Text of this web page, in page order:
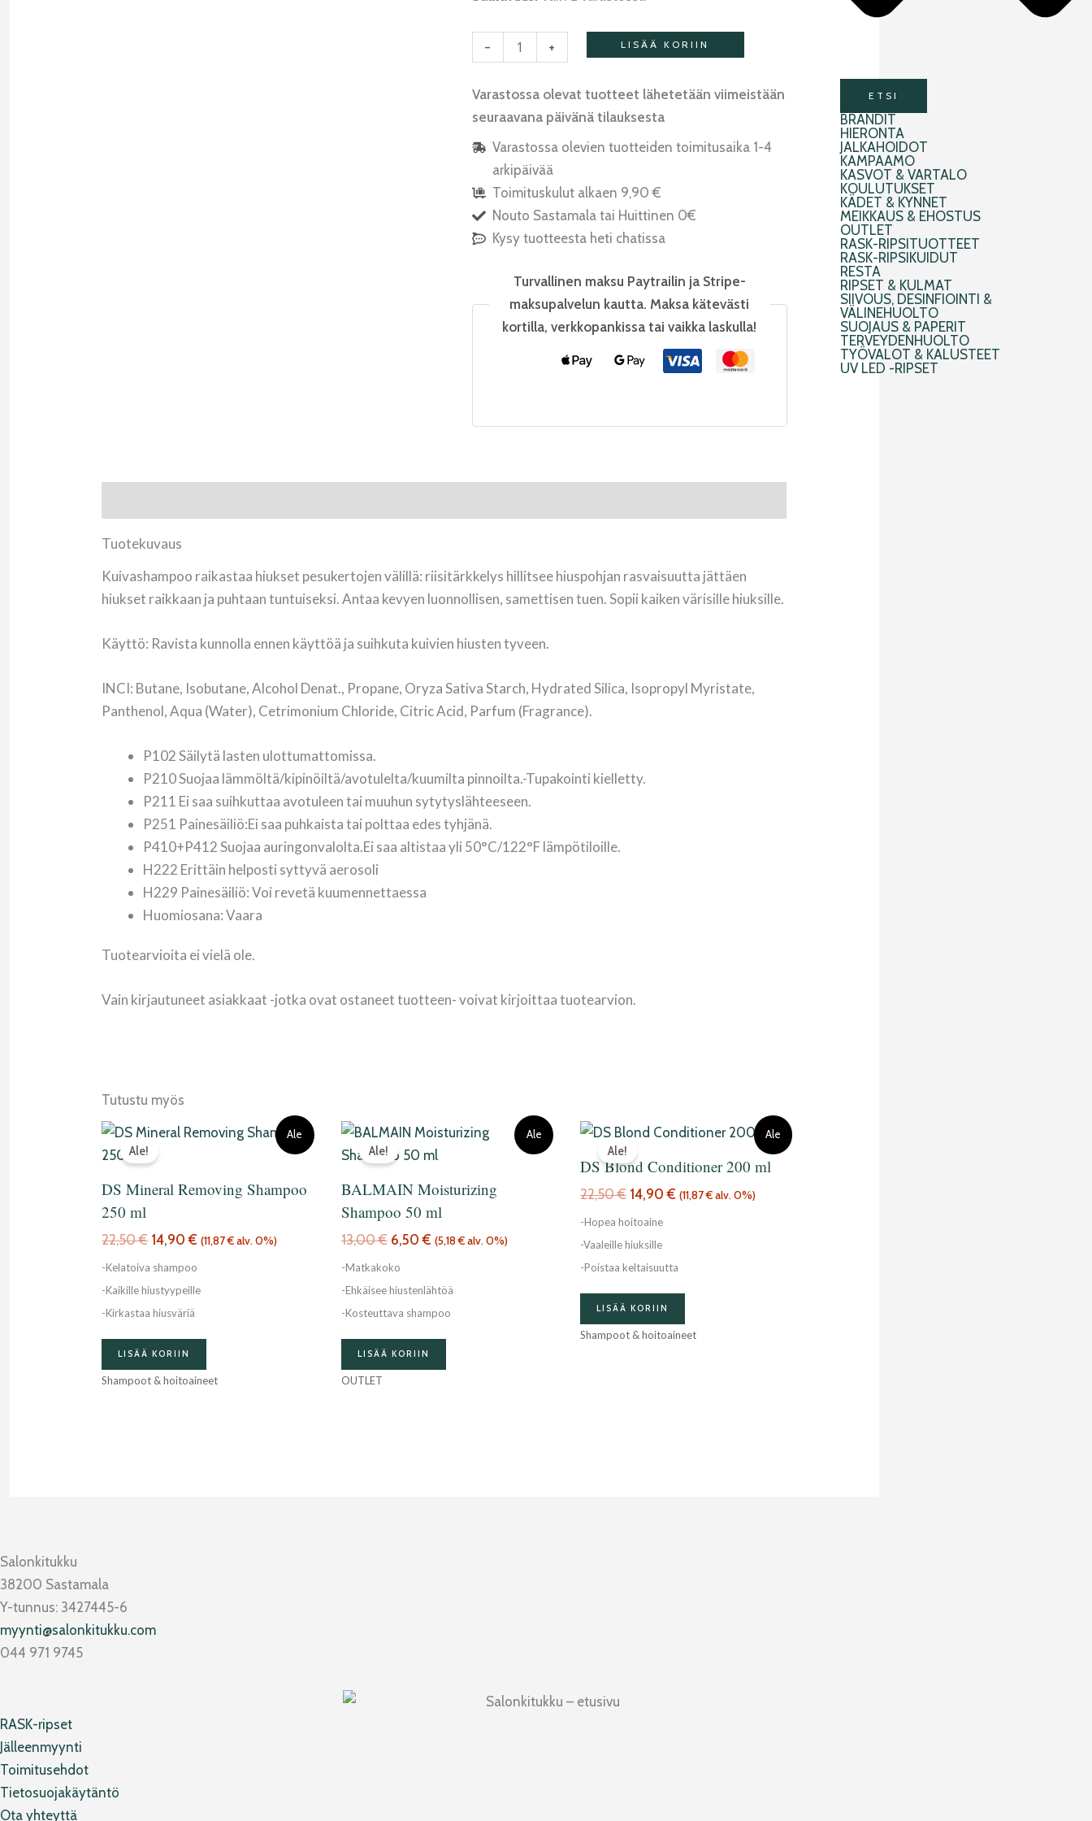
- + LISÄÄ KORIIN
Varastossa olevat tuotteet lähetetään viimeistään
seuraavana päivänä tilauksesta
Varastossa olevien tuotteiden toimitusaika 1-4
arkipäivää
Toimituskulut alkaen 9,90 €
Nouto Sastamala tai Huittinen 0€
Kysy tuotteesta heti chatissa
Turvallinen maksu Paytrailin ja Stripe-
maksupalvelun kautta. Maksa kätevästi
kortilla, verkkopankissa tai vaikka laskulla!
Tuotekuvaus
Kuivashampoo raikastaa hiukset pesukertojen välillä: riisitärkkelys hillitsee hiuspohjan rasvaisuutta jättäen
hiukset raikkaan ja puhtaan tuntuiseksi. Antaa kevyen luonnollisen, samettisen tuen. Sopii kaiken värisille hiuksille.
Käyttö: Ravista kunnolla ennen käyttöä ja suihkuta kuivien hiusten tyveen.
INCI: Butane, Isobutane, Alcohol Denat., Propane, Oryza Sativa Starch, Hydrated Silica, Isopropyl Myristate,
Panthenol, Aqua (Water), Cetrimonium Chloride, Citric Acid, Parfum (Fragrance).
P102 Säilytä lasten ulottumattomissa.
P210 Suojaa lämmöltä/kipinöiltä/avotulelta/kuumilta pinnoilta.-Tupakointi kielletty.
P211 Ei saa suihkuttaa avotuleen tai muuhun sytytyslähteeseen.
P251 Painesäiliö:Ei saa puhkaista tai polttaa edes tyhjänä.
P410+P412 Suojaa auringonvalolta.Ei saa altistaa yli 50°C/122°F lämpötiloille.
H222 Erittäin helposti syttyvä aerosoli
H229 Painesäiliö: Voi revetä kuumennettaessa
Huomiosana: Vaara
Tuotearvioita ei vielä ole.
Vain kirjautuneet asiakkaat -jotka ovat ostaneet tuotteen- voivat kirjoittaa tuotearvion.
Tutustu myös
Ale
Ale!
DS Mineral Removing Shampoo
250 ml
22,50€
Alkuperäinen
oli:
22,50 €.
14,90€
Nykyinen
14,90 €.
(11,87€alv. 0%)
-Kelatoiva shampoo
-Kaikille hiustyypeille
-Kirkastaa hiusväriä
LISÄÄ KORIIN
Shampoot & hoitoaineet
Ale
Ale!
BALMAIN Moisturizing
Shampoo 50 ml
13,00€
Alkuperäinen
hinta
oli:
13,00 €.
6,50€
Nykyinen
hinta
on:
6,50 €.
(5,18€alv. 0%)
-Matkakoko
-Ehkäisee hiustenlähtöä
-Kosteuttava shampoo
LISÄÄ KORIIN
OUTLET
Ale
Ale!
DS Blond Conditioner 200 ml
22,50€
Alkuperäinen
oli:
14,90€
Nykyinen
on:
(11,87€alv. 0%)
-Hopea hoitoaine
-Vaaleille hiuksille
-Poistaa keltaisuutta
LISÄÄ KORIIN
Shampoot & hoitoaineet
ETSI
BRÄNDIT
HIERONTA
JALKAHOIDOT
KAMPAAMO
KASVOT & VARTALO
KOULUTUKSET
KÄDET & KYNNET
MEIKKAUS & EHOSTUS
OUTLET
RASK-RIPSITUOTTEET
RASK-RIPSIKUIDUT
RESTA
RIPSET & KULMAT
SIIVOUS, DESINFIOINTI &
VÄLINEHUOLTO
SUOJAUS & PAPERIT
TERVEYDENHUOLTO
TYÖVALOT & KALUSTEET
UV LED -RIPSET
Salonkitukku
38200 Sastamala
Y-tunnus: 3427445-6
myynti@salonkitukku.com
044 971 9745
RASK-ripset
Jälleenmyynti
Toimitusehdot
Tietosuojakäytäntö
Ota yhteyttä